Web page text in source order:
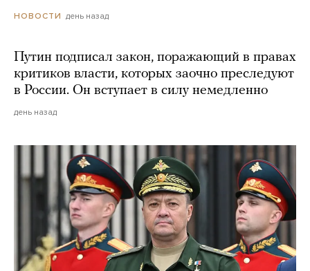
НОВОСТИ день назад
Путин подписал закон, поражающий в правах
критиков власти, которых заочно преследуют
в России. Он вступает в силу немедленно
день назад